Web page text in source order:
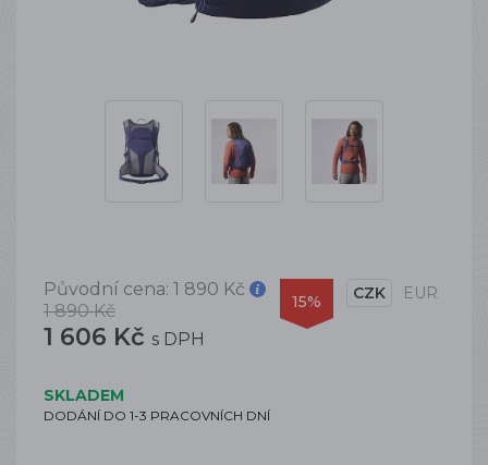
Původní cena: 1 890 Kč
1 890 Kč
1 606 Kč s DPH
15% CZK EUR
SKLADEM
DODÁNÍ DO 1-3 PRACOVNÍCH DNÍ